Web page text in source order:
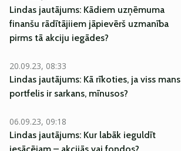
Lindas jautājums: Kādiem uzņēmuma
finanšu rādītājiiem jāpievērš uzmanība
pirms tā akciju iegādes?
20.09.23, 08:33
Lindas jautājums: Kā rīkoties, ja viss mans
portfelis ir sarkans, mīnusos?
06.09.23, 09:18
Lindas jautājums: Kur labāk ieguldīt